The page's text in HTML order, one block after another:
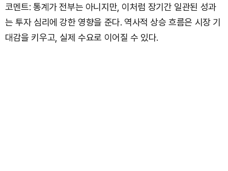
코멘트: 통계가 전부는 아니지만, 이처럼 장기간 일관된 성과
는 투자 심리에 강한 영향을 준다. 역사적 상승 흐름은 시장 기
대감을 키우고, 실제 수요로 이어질 수 있다.